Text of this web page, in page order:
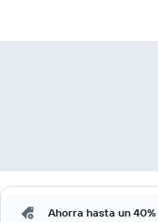
Ahorra hasta un